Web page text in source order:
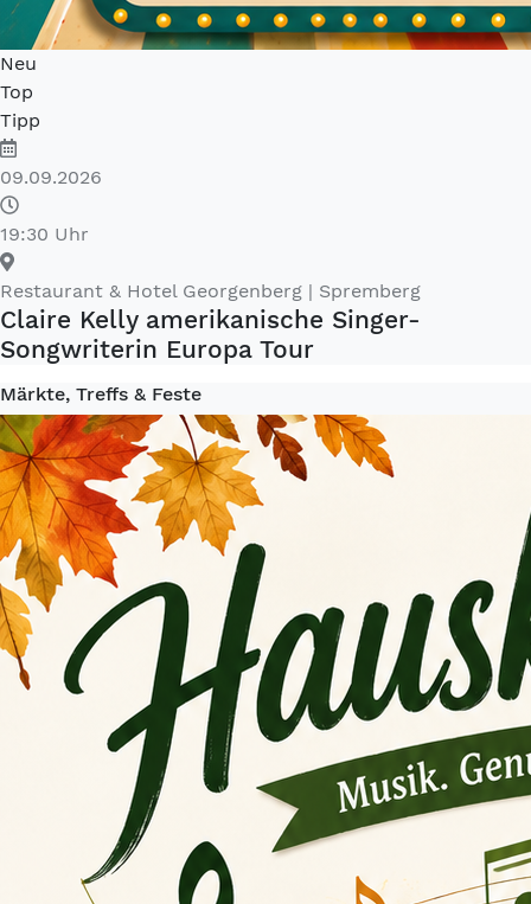
Neu
Top
Tipp
09.09.2026
19:30 Uhr
Restaurant & Hotel Georgenberg | Spremberg
Claire Kelly amerikanische Singer-
Songwriterin Europa Tour
Märkte, Treffs & Feste